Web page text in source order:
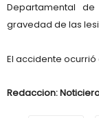
Departamental
gravedad de las
El accidente
Redaccion: